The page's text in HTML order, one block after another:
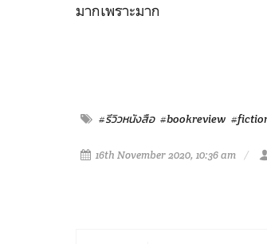
มากเพราะมาก
#รีวิวหนังสือ #bookreview
16th November 2020, 10:36 am